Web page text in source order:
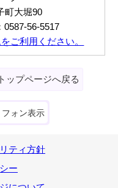
町大堀90
56-5517
ご利用ください。
トップページへ戻る
フォン表示
ティ方針
ー